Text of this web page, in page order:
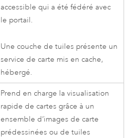
accessible qui a été fédéré avec
le portail.
Une couche de tuiles présente un
service de carte mis en cache,
hébergé.
Prend en charge la visualisation
rapide de cartes grâce à un
ensemble d’images de carte
prédessinées ou de tuiles